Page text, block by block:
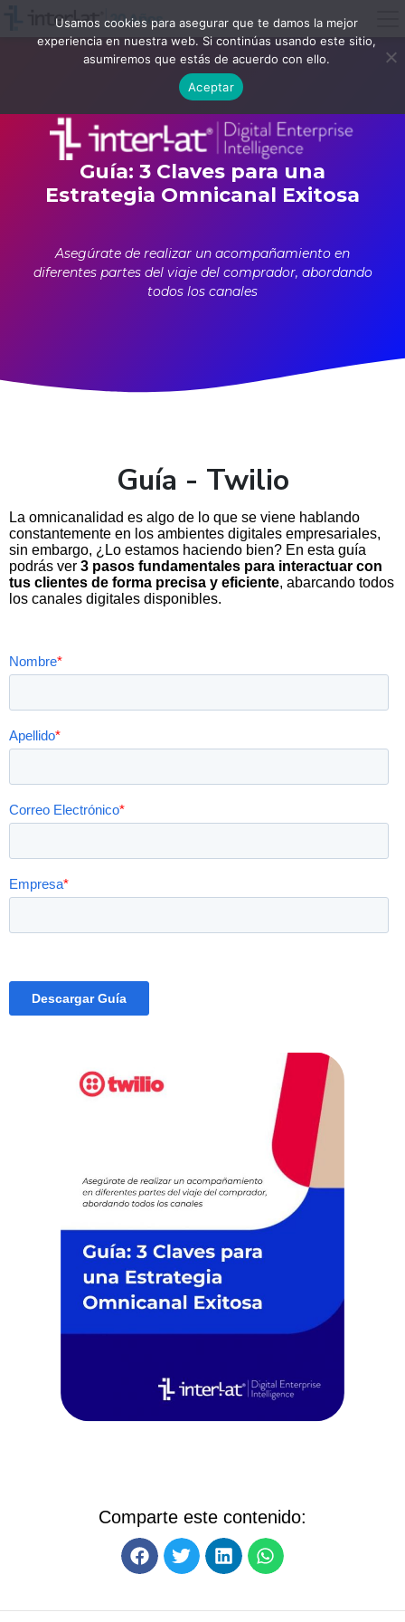
Guía: 3 Claves para una
Estrategia Omnicanal Exitosa
Asegúrate de realizar un acompañamiento en
diferentes partes del viaje del comprador, abordando
todos los canales
Guía - Twilio
Comparte este contenido:
Usamos cookies para asegurar que te damos la mejor
experiencia en nuestra web. Si continúas usando este sitio,
asumiremos que estás de acuerdo con ello.
Aceptar